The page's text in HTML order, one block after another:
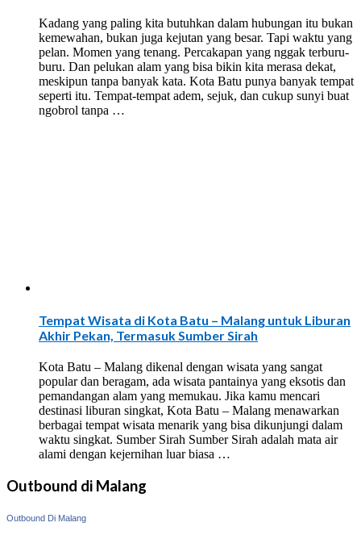
Kadang yang paling kita butuhkan dalam hubungan itu bukan
kemewahan, bukan juga kejutan yang besar. Tapi waktu yang
pelan. Momen yang tenang. Percakapan yang nggak terburu-
buru. Dan pelukan alam yang bisa bikin kita merasa dekat,
meskipun tanpa banyak kata. Kota Batu punya banyak tempat
seperti itu. Tempat-tempat adem, sejuk, dan cukup sunyi buat
ngobrol tanpa …
Tempat Wisata di Kota Batu – Malang untuk Liburan
Akhir Pekan, Termasuk Sumber Sirah
Kota Batu – Malang dikenal dengan wisata yang sangat
popular dan beragam, ada wisata pantainya yang eksotis dan
pemandangan alam yang memukau. Jika kamu mencari
destinasi liburan singkat, Kota Batu – Malang menawarkan
berbagai tempat wisata menarik yang bisa dikunjungi dalam
waktu singkat. Sumber Sirah Sumber Sirah adalah mata air
alami dengan kejernihan luar biasa …
Outbound di Malang
Outbound Di Malang